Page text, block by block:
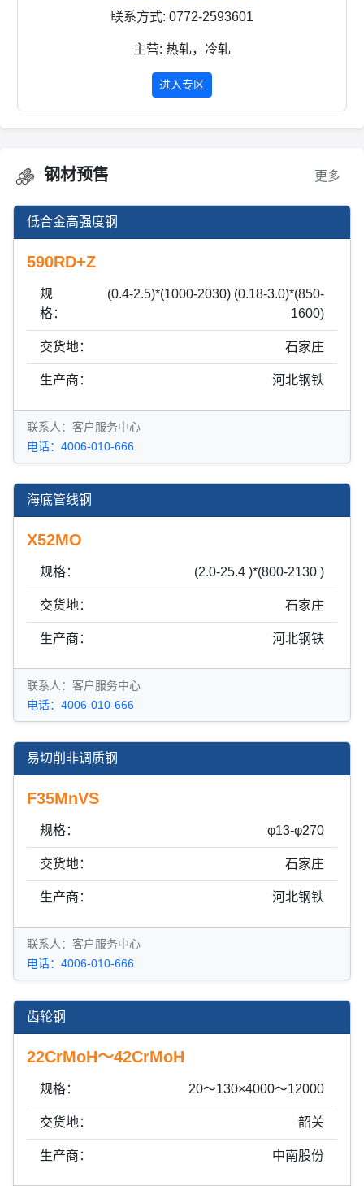
联系方式: 0772-2593601
主营: 热轧，冷轧
进入专区
钢材预售 更多
低合金高强度钢
590RD+Z
规
格：
(0.4-2.5)*(1000-2030) (0.18-3.0)*(850-
1600)
交货地： 石家庄
生产商： 河北钢铁
联系人：客户服务中心
电话：4006-010-666
海底管线钢
X52MO
规格： (2.0-25.4 )*(800-2130 )
交货地： 石家庄
生产商： 河北钢铁
联系人：客户服务中心
电话：4006-010-666
易切削非调质钢
F35MnVS
规格： φ13-φ270
交货地： 石家庄
生产商： 河北钢铁
联系人：客户服务中心
电话：4006-010-666
齿轮钢
22CrMoH～42CrMoH
规格： 20～130×4000～12000
交货地： 韶关
生产商： 中南股份